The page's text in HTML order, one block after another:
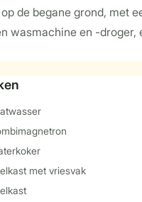
de begane grond, met
wasmachine en -
met vriesvak